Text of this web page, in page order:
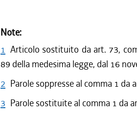
Note:
1 Articolo sostituito da art. 73,
89 della medesima legge, dal 16
2 Parole soppresse al comma 1 da
3 Parole sostituite al comma 1 da